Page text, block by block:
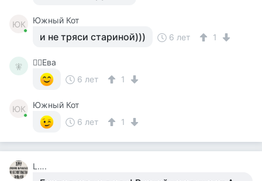
ЮК Южный Кот
и не тряси стариной))) 6 лет 1
🧚‍
🧚‍♀️Ева
6 лет
1
ЮК
Южный Кот
6 лет
1
L….